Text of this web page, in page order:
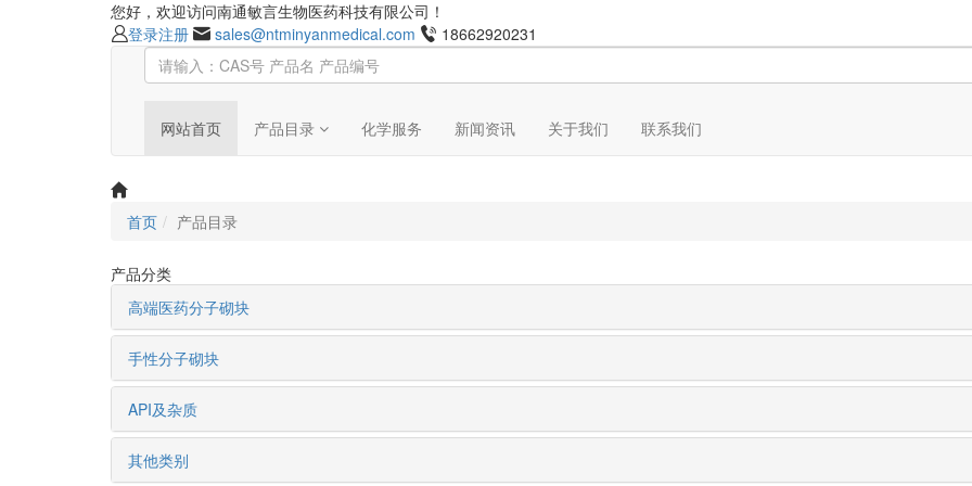
您好，欢迎访问南通敏言生物医药科技有限公司！
登录注册 sales@ntminyanmedical.com 18662920231
网站首页 产品目录 化学服务 新闻资讯 关于我们 联系我们
首页 产品目录
产品分类
高端医药分子砌块
手性分子砌块
API及杂质
其他类别